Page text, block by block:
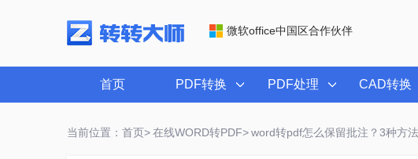
微软office中国区合作伙伴
首页 PDF转换 PDF处理 CAD转换
当前位置：首页> 在线WORD转PDF> word转pdf怎么保留批注？3种方